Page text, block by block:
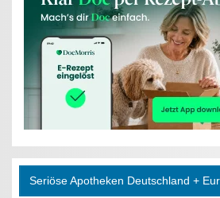
Seriöse Apotheken Deutschland +